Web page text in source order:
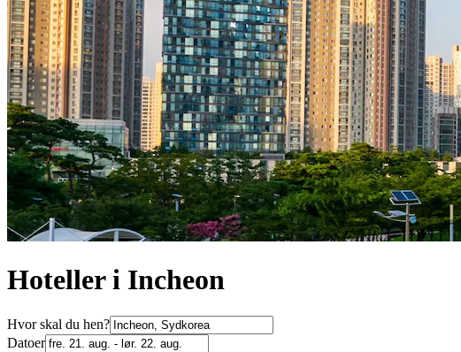
Hoteller i Incheon
Hvor skal du hen?
Datoer